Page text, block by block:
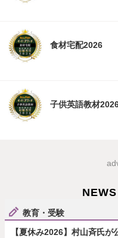
食材宅配2026
子供英語教材
教育・受験
【夏休み2026】村山斉氏が